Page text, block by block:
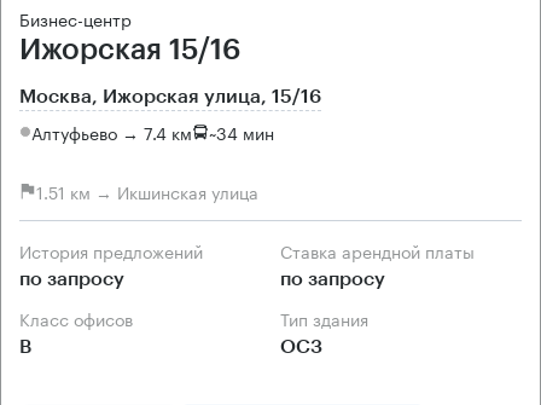
Бизнес-центр
Ижорская 15/16
Москва, Ижорская улица, 15/16
Алтуфьево → 7.4 км ~34 мин
1.51 км → Икшинская улица
История предложений
по запросу
Ставка арендной платы
по запросу
Класс офисов
B
Тип здания
ОСЗ